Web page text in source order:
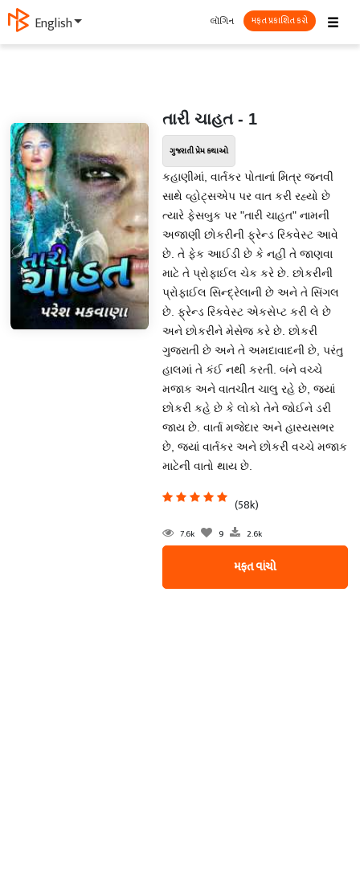
English ☰
લૉગિન મફત પ્રકાશિત કરો
તારી ચાહત - 1
ગુજરાતી પ્રેમ કથાઓ
કહાણીમાં, વાર્તકર પોતાનાં મિત્ર જનવી
સાથે વ્હોટ્સએપ પર વાત કરી રહ્યો છે
ત્યારે ફેસબુક પર "તારી ચાહત" નામની
અજાણી છોકરીની ફ્રેન્ડ રિકવેસ્ટ આવે
છે. તે ફેક આઈડી છે કે નહીં તે જાણવા
માટે તે પ્રોફાઈલ ચેક કરે છે. છોકરીની
પ્રોફાઈલ સિન્દ્રેલાની છે અને તે સિંગલ
છે. ફ્રેન્ડ રિકવેસ્ટ એકસેપ્ટ કરી લે છે
અને છોકરીને મેસેજ કરે છે. છોકરી
ગુજરાતી છે અને તે અમદાવાદની છે, પરંતુ
હાલમાં તે કંઈ નથી કરતી. બંને વચ્ચે
મજાક અને વાતચીત ચાલુ રહે છે, જ્યાં
છોકરી કહે છે કે લોકો તેને જોઈને ડરી
જાય છે. વાર્તા મજેદાર અને હાસ્યસભર
છે, જ્યાં વાર્તકર અને છોકરી વચ્ચે મજાક
માટેની વાતો થાય છે.
(58k)
7.6k 9 2.6k
મફત વાંચો